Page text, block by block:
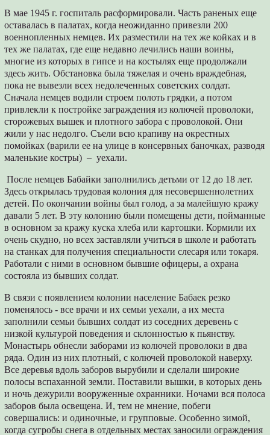
В мае 1945 г. госпиталь расформировали. Часть раненых еще
оставалась в палатах, когда неожиданно привезли 200
военнопленных немцев. Их разместили на тех же койках и в
тех же палатах, где еще недавно лечились наши воины,
многие из которых в гипсе и на костылях еще продолжали
здесь жить. Обстановка была тяжелая и очень враждебная,
пока не вывезли всех недолеченных советских солдат.
Сначала немцев водили строем полоть грядки, а потом
привлекли к постройке заграждения из колючей проволоки,
сторожевых вышек и плотного забора с проволокой. Они
жили у нас недолго. Съели всю крапиву на окрестных
помойках (варили ее на улице в консервных баночках, разводя
маленькие костры) – уехали.
После немцев Бабайки заполнились детьми от 12 до 18 лет.
Здесь открылась трудовая колония для несовершеннолетних
детей. По окончании войны был голод, а за малейшую кражу
давали 5 лет. В эту колонию были помещены дети, пойманные
в основном за кражу куска хлеба или картошки. Кормили их
очень скудно, но всех заставляли учиться в школе и работать
на станках для получения специальности слесаря или токаря.
Работали с ними в основном бывшие офицеры, а охрана
состояла из бывших солдат.
В связи с появлением колонии население Бабаек резко
поменялось - все врачи и их семьи уехали, а их места
заполнили семьи бывших солдат из соседних деревень с
низкой культурой поведения и склонностью к пьянству.
Монастырь обнесли заборами из колючей проволоки в два
ряда. Один из них плотный, с колючей проволокой наверху.
Все деревья вдоль заборов вырубили и сделали широкие
полосы вспаханной земли. Поставили вышки, в которых день
и ночь дежурили вооруженные охранники. Ночами вся полоса
заборов была освещена. И, тем не мнение, побеги
совершались: и одиночные, и групповые. Особенно зимой,
когда сугробы снега в отдельных местах заносили ограждения